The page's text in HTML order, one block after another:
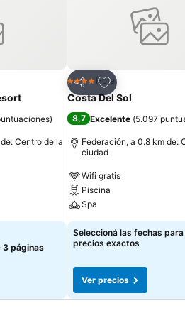
)
Centro de la
3 páginas
Compartir
Añadir a favoritos
4 EstrellasHotel
Costa Del Sol
8,7 Excelente (5.097
Federación, a 0.8 km de:
ciudad
Wifi gratis
Piscina
Spa
Seleccioná las fechas
precios exactos
Ver precios